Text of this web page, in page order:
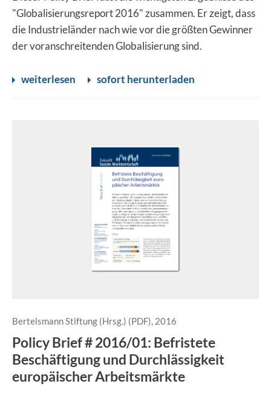
"Globalisierungsreport 2016" zusammen. Er zeigt, dass
die Industrieländer nach wie vor die größten Gewinner
der voranschreitenden Globalisierung sind.
weiterlesen sofort herunterladen
Bertelsmann Stiftung (Hrsg.) (PDF), 2016
Policy Brief # 2016/01: Befristete
Beschäftigung und Durchlässigkeit
europäischer Arbeitsmärkte